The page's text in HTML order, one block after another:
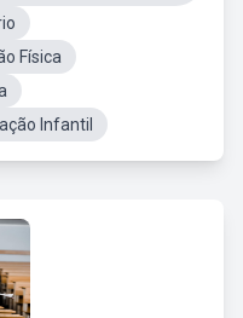
Física
Infantil